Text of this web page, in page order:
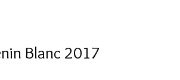
Blanc 2017